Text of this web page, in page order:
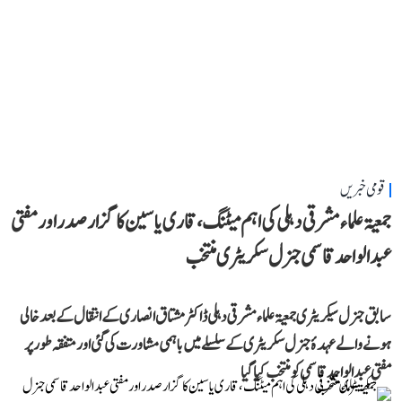
قومی خبریں
جمعیۃ علماء مشرقی دہلی کی اہم میٹنگ، قاری یاسین کا گزار صدر اور مفتی
عبد الواحد قاسمی جنرل سکریٹری منتخب
سابق جنرل سیکریٹری جمعیۃ علماء مشرقی دہلی ڈاکٹر مشتاق انصاری کے انتقال کے بعد خالی
ہونے والے عہدۂ جنرل سکریٹری کے سلسلے میں باہمی مشاورت کی گئی اور متفقہ طور پر
مفتی عبد الواحد قاسمی کو منتخب کیا گیا